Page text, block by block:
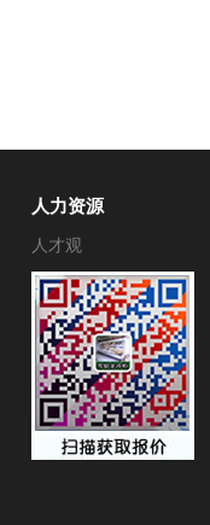
人力资源
人才观